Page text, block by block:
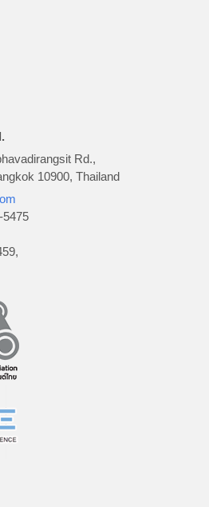
Rd.,
10900, Thailand
5475